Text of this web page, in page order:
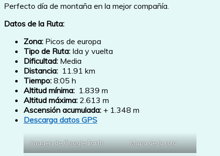
Perfecto día de montaña en la mejor compañía.
Datos de la Ruta:
Zona: Picos de europa
Tipo de Ruta: Ida y vuelta
Dificultad: Media
Distancia: 11.91 km
Tiempo: 8:05 h
Altitud mínima: 1.839 m
Altitud máxima: 2.613 m
Ascensión acumulada: + 1.348 m
Descarga datos GPS
Imagen de Google Earth Mapa de la ruta